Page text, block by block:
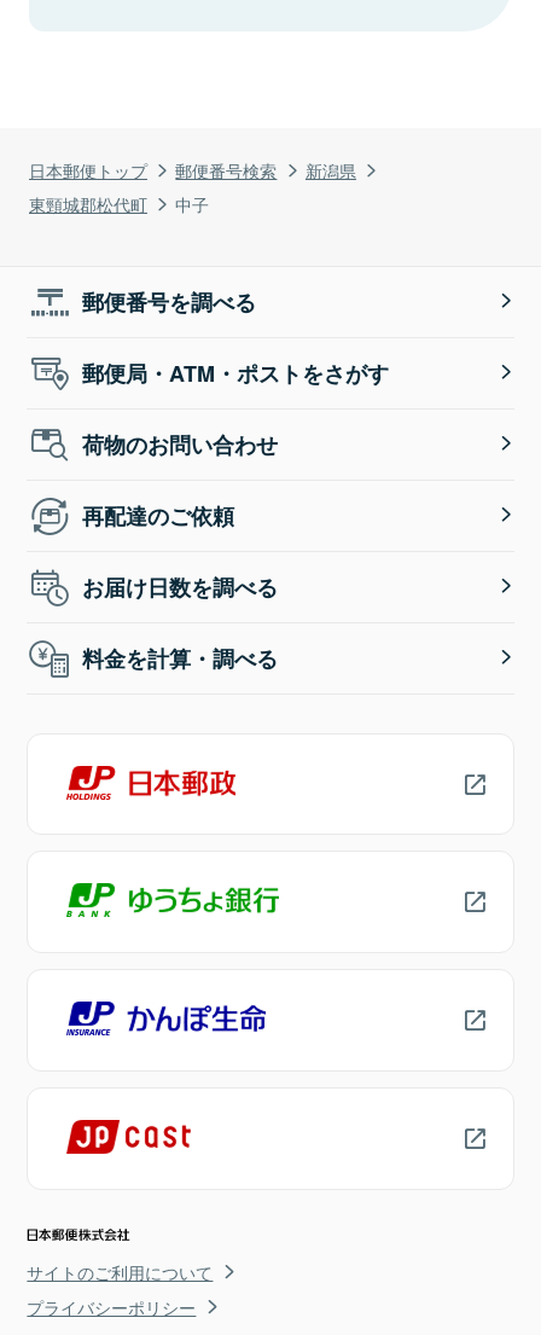
日本郵便トップ 郵便番号検索
新潟県
東頸城郡松代町
中子
郵便番号を調べる
郵便局・ATM・ポストをさがす
荷物のお問い合わせ
再配達のご依頼
お届け日数を調べる
料金を計算・調べる
サイトのご利用について
プライバシーポリシー